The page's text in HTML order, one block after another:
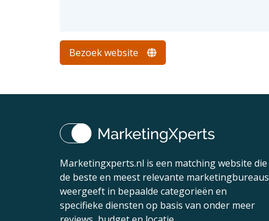
Bezoek website
Marketingxperts.nl is een matching website die
de beste en meest relevante marketingbureaus
weergeeft in bepaalde categorieën en
specifieke diensten op basis van onder meer